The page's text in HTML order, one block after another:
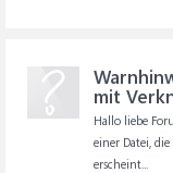
mit
Hallo liebe
einer Datei,
erscheint...